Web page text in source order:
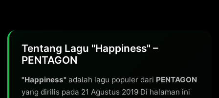
Tentang Lagu "Happiness" –
PENTAGON
"Happiness" adalah lagu populer dari PENTAGON
yang dirilis pada 21 Agustus 2019 Di halaman ini